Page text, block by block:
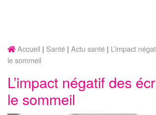
Accueil Santé Actu santé
L’impact
le sommeil
L’impact négatif des
le sommeil